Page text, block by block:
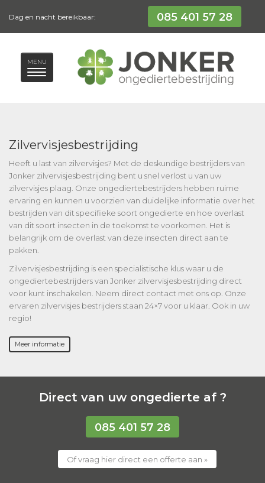
Dag en nacht bereikbaar: 085 401 57 28
MENU
Zilvervisjesbestrijding
Heeft u last van zilvervisjes? Met de deskundige bestrijders van
Jonker zilvervisjesbestrijding bent u snel verlost u van uw
zilvervisjes plaag. Onze ongediertebestrijders hebben ruime
ervaring en kunnen u voorzien van duidelijke informatie over het
bestrijden van dit specifieke soort ongedierte en hoe overlast
van dit soort insecten in de toekomst te voorkomen. Het is
belangrijk om de overlast van deze insecten direct aan te
pakken.
Zilvervisjesbestrijding is een specialistische klus waar u de
ongediertebestrijders van Jonker zilvervisjesbestrijding direct
voor kunt inschakelen. Neem direct contact met ons op. Onze
ervaren zilvervisjes bestrijders staan 24×7 voor u klaar. Ook in uw
regio!
Meer informatie
Direct van uw ongedierte af ?
085 401 57 28
Of vraag hier direct een offerte aan »